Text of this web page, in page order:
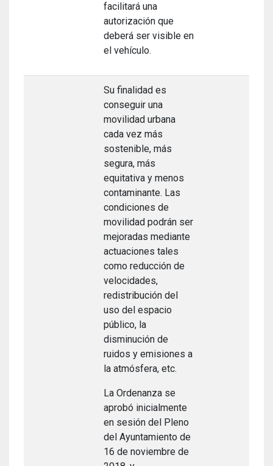
facilitará una
autorización que
deberá ser visible en
el vehículo.
Su finalidad es
conseguir una
movilidad urbana
cada vez más
sostenible, más
segura, más
equitativa y menos
contaminante. Las
condiciones de
movilidad podrán ser
mejoradas mediante
actuaciones tales
como reducción de
velocidades,
redistribución del
uso del espacio
público, la
disminución de
ruidos y emisiones a
la atmósfera, etc.
La Ordenanza se
aprobó inicialmente
en sesión del Pleno
del Ayuntamiento de
16 de noviembre de